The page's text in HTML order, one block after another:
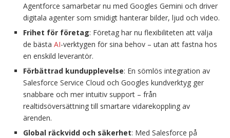
Agentforce samarbetar nu med Googles Gemini och driver
digitala agenter som smidigt hanterar bilder, ljud och video.
Frihet för företag: Företag har nu flexibiliteten att välja
de bästa AI-verktygen för sina behov – utan att fastna hos
en enskild leverantör.
Förbättrad kundupplevelse: En sömlös integration av
Salesforce Service Cloud och Googles kundverktyg ger
snabbare och mer intuitiv support – från
realtidsöversättning till smartare vidarekoppling av
ärenden.
Global räckvidd och säkerhet: Med Salesforce på